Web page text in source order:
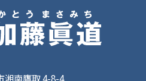
湘南鷹取 4-8-4